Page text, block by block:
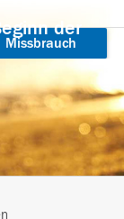
der
Missbrauch